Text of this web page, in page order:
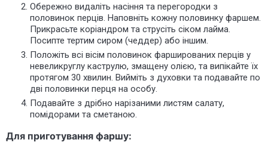
Обережно видаліть насіння та перегородки з
половинок перців. Наповніть кожну половинку фаршем.
Прикрасьте коріандром та струсіть сіком лайма.
Посипте тертим сиром (чеддер) або іншим.
Положіть всі вісім половинок фаршированих перців у
невеликруглу каструлю, змащену олією, та випікайте їх
протягом 30 хвилин. Вийміть з духовки та подавайте по
дві половинки перця на особу.
Подавайте з дрібно нарізаними листям салату,
помідорами та сметаною.
Для приготування фаршу: